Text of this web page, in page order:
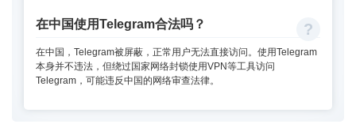
在中国使用Telegram合法吗？
在中国，Telegram被屏蔽，正常用户无法直接访问。使用Telegram
本身并不违法，但绕过国家网络封锁使用VPN等工具访问
Telegram，可能违反中国的网络审查法律。